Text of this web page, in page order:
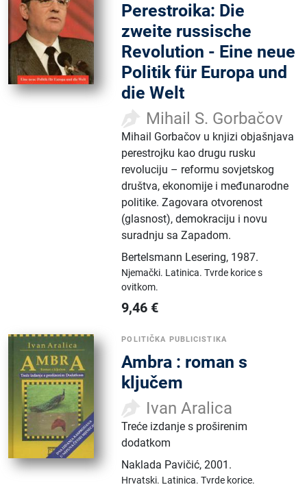
Perestroika: Die
zweite russische
Revolution - Eine neue
Politik für Europa und
die Welt
Mihail S. Gorbačov
Mihail Gorbačov u knjizi objašnjava
perestrojku kao drugu rusku
revoluciju – reformu sovjetskog
društva, ekonomije i međunarodne
politike. Zagovara otvorenost
(glasnost), demokraciju i novu
suradnju sa Zapadom.
Bertelsmann Lesering, 1987.
Njemački. Latinica.Tvrde korice s
ovitkom.
9,46 €
POLITIČKA PUBLICISTIKA
Ambra : roman s
ključem
Ivan Aralica
Treće izdanje s proširenim
dodatkom
Naklada Pavičić,2001.
Hrvatski. Latinica.Tvrde korice.